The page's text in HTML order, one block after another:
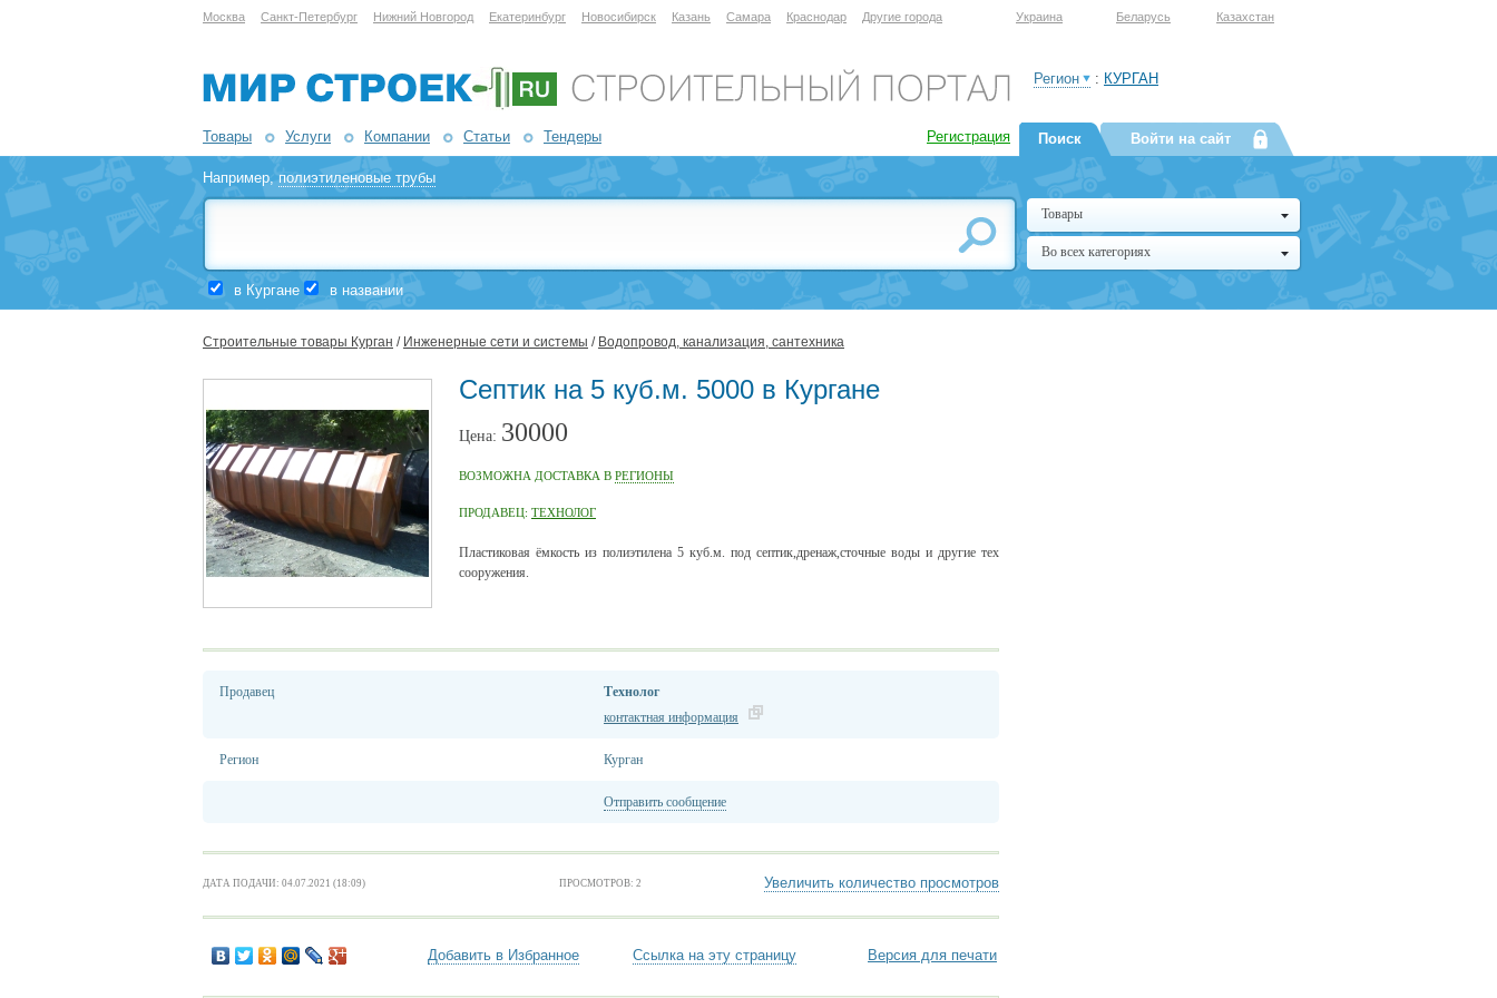
Москва Санкт-Петербург Нижний Новгород Екатеринбург Новосибирск Казань Самара Краснодар Другие города Украина Беларусь Казахстан
Товары Услуги Компании Статьи Тендеры Регистрация
Регион : КУРГАН
Например,полиэтиленовые трубы
в Кургане в названии
Поиск Войти на сайт
Товары
Во всех категориях
Строительные товары Курган / Инженерные сети и системы / Водопровод, канализация, сантехника
Септик на 5 куб.м. 5000 в Кургане
Цена: 30000
ВОЗМОЖНА ДОСТАВКА В РЕГИОНЫ
ПРОДАВЕЦ: ТЕХНОЛОГ
Пластиковая ёмкость из полиэтилена 5 куб.м. под септик,дренаж,сточные воды и другие тех
сооружения.
Продавец
Технолог
контактная информация
Регион Курган
Отправить сообщение
ДАТА ПОДАЧИ: 04.07.2021 (18:09) ПРОСМОТРОВ: 2 Увеличить количество просмотров
Добавить в Избранное Ссылка на эту страницу Версия для печати